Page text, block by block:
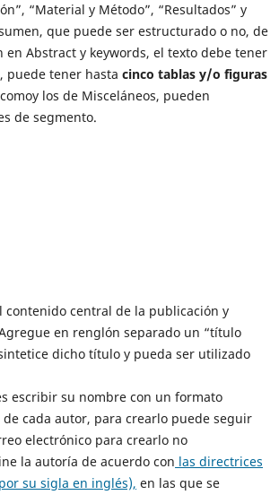
“Material y Método”, “Resultados” y
que puede ser estructurado o no, de
Abstract y keywords, el texto debe tener
puede tener hasta cinco tablas y/o figuras
los de Misceláneos, pueden
de segmento.
central de la publicación y
en renglón separado un “título
dicho título y pueda ser utilizado
escribir su nombre con un formato
cada autor, para crearlo puede seguir
electrónico para crearlo no
la autoría de acuerdo con las directrices
su sigla en inglés), en las que se